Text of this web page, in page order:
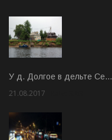
У д. Долгое в дельте Се…
21.08.2017